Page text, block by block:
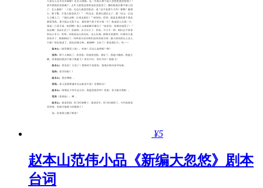
¥5
赵本山范伟小品《新编大忽悠》剧本
台词